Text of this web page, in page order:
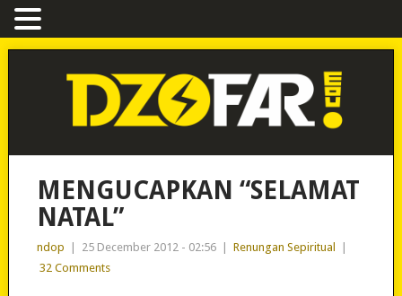
MENGUCAPKAN “SELAMAT
NATAL”
ndop 25 December 2012 - 02:56 Renungan Sepiritual
32 Comments